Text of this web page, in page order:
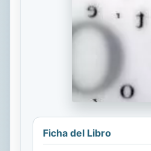
Ficha del Libro